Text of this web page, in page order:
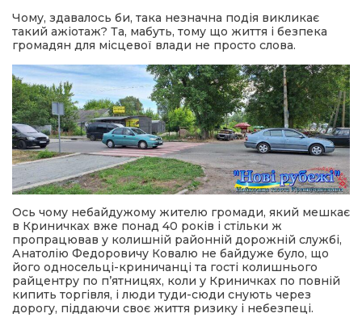
Чому, здавалось би, така незначна подія викликає
такий ажіотаж? Та, мабуть, тому що життя і безпека
громадян для місцевої влади не просто слова.
Ось чому небайдужому жителю громади, який мешкає
в Криничках вже понад 40 років і стільки ж
пропрацював у колишній районній дорожній службі,
Анатолію Федоровичу Ковалю не байдуже було, що
його односельці-криничанці та гості колишнього
райцентру по п’ятницях, коли у Криничках по повній
кипить торгівля, і люди туди-сюди снують через
дорогу, піддаючи своє життя ризику і небезпеці.